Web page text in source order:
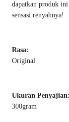
dapatkan produk
sensasi renyahnya!
Rasa:
Original
Ukuran Penyajian:
300gram